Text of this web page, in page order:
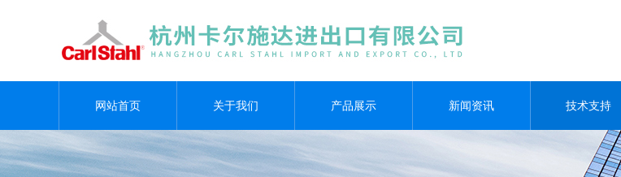
网站首页 关于我们 产品展示 新闻资讯 技术支持